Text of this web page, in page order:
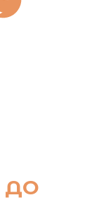
ДО